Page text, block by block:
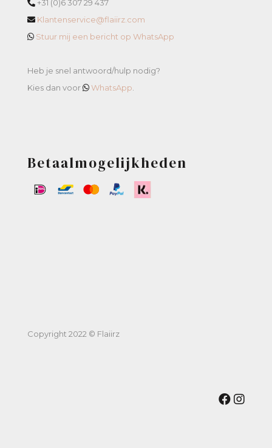
+31 (0)6 307 29 437
Klantenservice@flaiirz.com
Stuur mij een bericht op WhatsApp
Heb je snel antwoord/hulp nodig?
Kies dan voor
WhatsApp.
Betaalmogelijkheden
Copyright 2022 © Flaiirz